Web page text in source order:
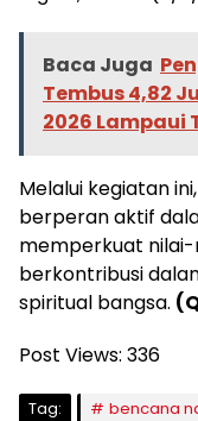
Baca Juga
Tembus 4,82
2026 Lampaui
Melalui kegiatan
berperan aktif
memperkuat
berkontribusi
spiritual bangsa.
Post Views: 336
Tag: bencana